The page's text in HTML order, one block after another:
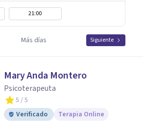
21:00
Más días Siguiente
Mary Anda Montero
Psicoterapeuta
5 / 5
Verificado
Terapia Online